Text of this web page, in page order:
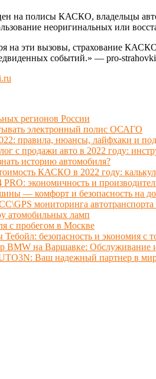
на полисы КАСКО, владельцы
неоригинальных или
на эти вызовы, страхование
событий.» — pro-
регионов России
электронный полис ОСАГО
правила, нюансы, лайфхаки и
с продажи авто в 2022 году:
историю автомобиля?
КАСКО в 2022 году:
экономичность и
— комфорт и безопасность на
мониторинга автотранспорта
атомобильных ламп
с пробегом в Москве
безопасность и экономия с
BMW на Варшавке: Обслуживание
Ваш надежный партнер в